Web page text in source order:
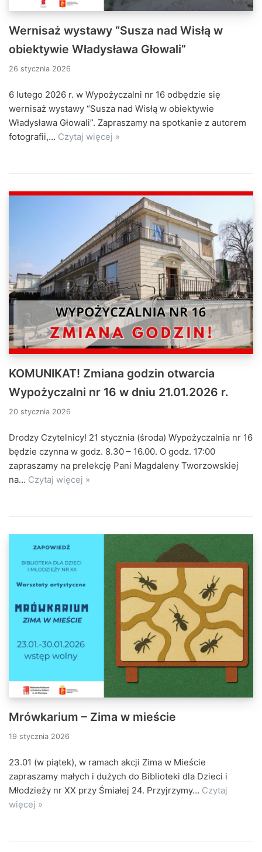
Wernisaż wystawy “Susza nad Wisłą w
obiektywie Władysława Głowali”
26 stycznia 2026
6 lutego 2026 r. w Wypożyczalni nr 16 odbędzie się
wernisaż wystawy “Susza nad Wisłą w obiektywie
Władysława Głowali”. Zapraszamy na spotkanie z autorem
fotografii,… Czytaj więcej »
KOMUNIKAT! Zmiana godzin otwarcia
Wypożyczalni nr 16 w dniu 21.01.2026 r.
20 stycznia 2026
Drodzy Czytelnicy! 21 stycznia (środa) Wypożyczalnia nr 16
będzie czynna w godz. 8.30 – 16.00. O godz. 17:00
zapraszamy na prelekcję Pani Magdaleny Tworzowskiej
na… Czytaj więcej »
Mrówkarium – Zima w mieście
19 stycznia 2026
23.01 (w piątek), w ramach akcji Zima w Mieście
zapraszamy małych i dużych do Biblioteki dla Dzieci i
Młodzieży nr XX przy Śmiałej 24. Przyjrzymy… Czytaj
więcej »